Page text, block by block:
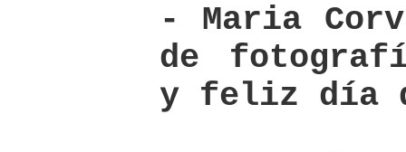
- Maria
de
y feliz día